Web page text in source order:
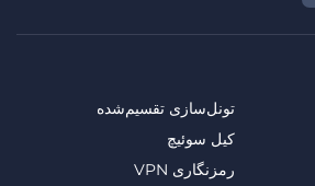
تونل‌سازی تقسیم‌شده
کیل سوئیچ
رمزنگاری VPN